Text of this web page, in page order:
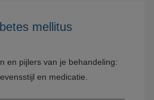
mellitus
en pijlers van je behandeling:
en medicatie.